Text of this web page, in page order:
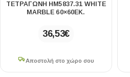
ΤΕΤΡΑΓΩΝΗ HM5837.31 WHITE
MARBLE 60×60ΕΚ.
36,53€
Αποστολή στο χώρο σου